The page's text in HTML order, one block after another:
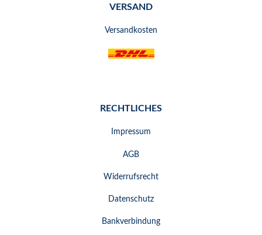
VERSAND
Versandkosten
RECHTLICHES
Impressum
AGB
Widerrufsrecht
Datenschutz
Bankverbindung